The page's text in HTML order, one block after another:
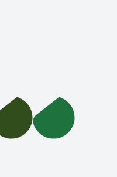
M
Merino Pants M
RaceX Merino Pants M
RaceX